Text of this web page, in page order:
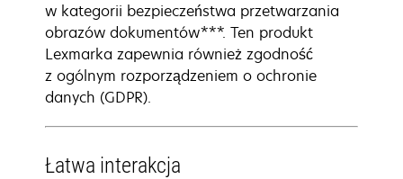
w kategorii bezpieczeństwa przetwarzania
obrazów dokumentów***. Ten produkt
Lexmarka zapewnia również zgodność
z ogólnym rozporządzeniem o ochronie
danych (GDPR).
Łatwa interakcja